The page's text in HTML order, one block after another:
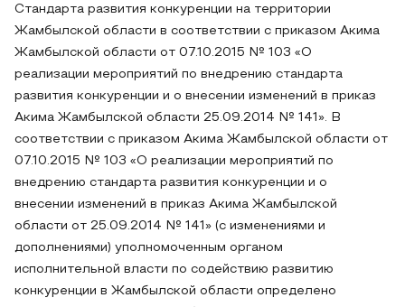
Стандарта развития конкуренции на территории
Жамбылской области в соответствии с приказом Акима
Жамбылской области от 07.10.2015 № 103 «О
реализации мероприятий по внедрению стандарта
развития конкуренции и о внесении изменений в приказ
Акима Жамбылской области 25.09.2014 № 141». В
соответствии с приказом Акима Жамбылской области от
07.10.2015 № 103 «О реализации мероприятий по
внедрению стандарта развития конкуренции и о
внесении изменений в приказ Акима Жамбылской
области от 25.09.2014 № 141» (с изменениями и
дополнениями) уполномоченным органом
исполнительной власти по содействию развитию
конкуренции в Жамбылской области определено